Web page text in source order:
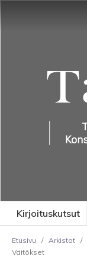
Kirjoituskutsut
Etusivu / Arkistot /
Väitökset